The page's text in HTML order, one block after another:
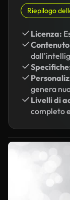
Riepilogo
Licenza:
genera
Livelli di
completo